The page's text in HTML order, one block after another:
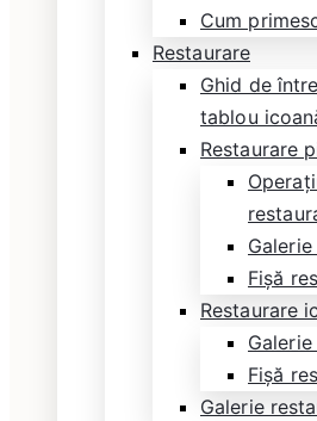
Cum
Restaurare
Ghid de
tablou
Restaurare
Fișă
Restaurare
Fișă
Galerie